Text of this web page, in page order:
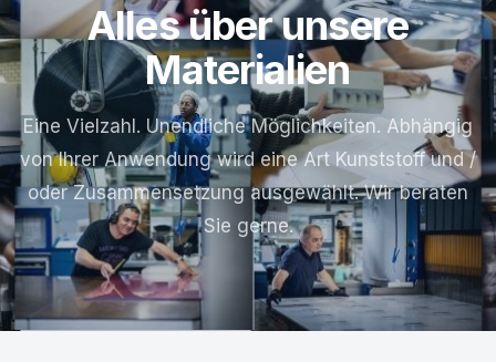
Alles über unsere
Materialien
Eine Vielzahl. Unendliche Möglichkeiten. Abhängig
von Ihrer Anwendung wird eine Art Kunststoff und /
oder Zusammensetzung ausgewählt. Wir beraten
Sie gerne.